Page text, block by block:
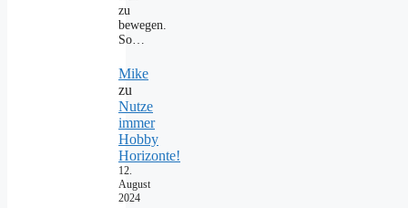
zu
bewegen.
So…
Mike
zu
Nutze
immer
Hobby
Horizonte!
12.
August
2024